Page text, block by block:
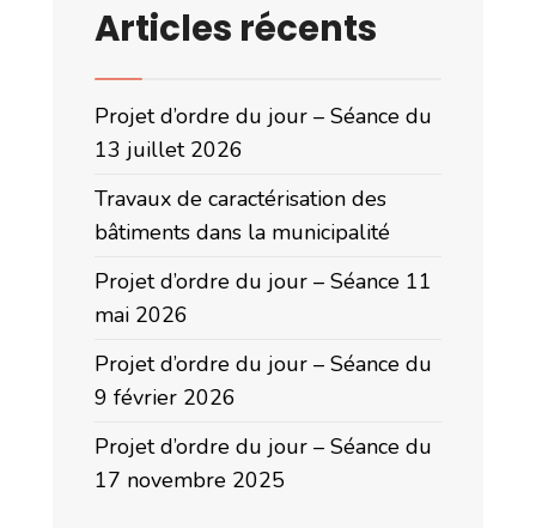
Articles récents
Projet d’ordre du jour – Séance du
13 juillet 2026
Travaux de caractérisation des
bâtiments dans la municipalité
Projet d’ordre du jour – Séance 11
mai 2026
Projet d’ordre du jour – Séance du
9 février 2026
Projet d’ordre du jour – Séance du
17 novembre 2025